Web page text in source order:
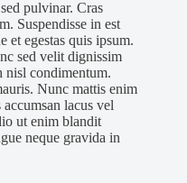
pulvinar. Cras
Suspendisse in est
et egestas quis ipsum.
sed velit dignissim
nisl condimentum.
Nunc mattis enim
lacus vel
ut enim blandit
neque gravida in